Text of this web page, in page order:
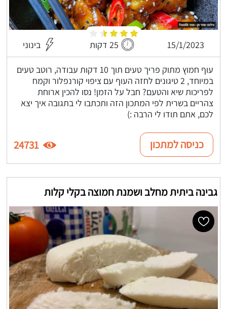
15/1/2023 25 דקות בינוני
עוף חמוץ מתוק פריך טעים תוך 10 דקות עבודה, רוטב טעים
במיוחד, 2 טיגונים לחזה העוף עם ציפוי קורנפלור וקמח
לפריכות שיא והטעם? חבל על הזמן! נסו להכין ארוחת
צהריים בשרית לפי המתכון הזה ותכתבו לי בתגובה איך יצא
לכם, אתם תודו לי הרבה :)
כניסה למתכון 24731
גבינה ביתית מחלב ושמנת חמוצה בקלי קלות